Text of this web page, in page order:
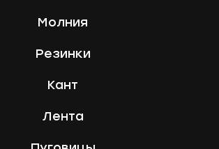
Молния
Резинки
Кант
Лента